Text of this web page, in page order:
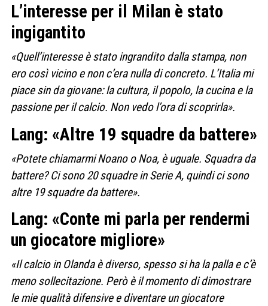
L’interesse per il Milan è stato
ingigantito
«Quell’interesse è stato ingrandito dalla stampa, non
ero così vicino e non c’era nulla di concreto. L’Italia mi
piace sin da giovane: la cultura, il popolo, la cucina e la
passione per il calcio. Non vedo l’ora di scoprirla».
Lang: «Altre 19 squadre da battere»
«Potete chiamarmi Noano o Noa, è uguale. Squadra da
battere? Ci sono 20 squadre in Serie A, quindi ci sono
altre 19 squadre da battere».
Lang: «Conte mi parla per rendermi
un giocatore migliore»
«Il calcio in Olanda è diverso, spesso si ha la palla e c’è
meno sollecitazione. Però è il momento di dimostrare
le mie qualità difensive e diventare un giocatore